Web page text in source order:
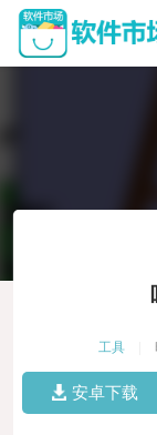
工具
安卓下载